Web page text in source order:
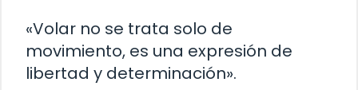
«Volar no se trata solo de
movimiento, es una expresión de
libertad y determinación».